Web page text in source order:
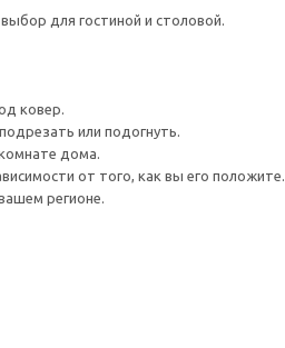
для гостиной и столовой.
ковер.
или подогнуть.
дома.
от того, как вы его положите.
регионе.